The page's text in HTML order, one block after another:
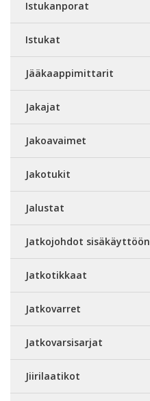
Istukanporat
Istukat
Jääkaappimittarit
Jakajat
Jakoavaimet
Jakotukit
Jalustat
Jatkojohdot sisäkäyttöön
Jatkotikkaat
Jatkovarret
Jatkovarsisarjat
Jiirilaatikot